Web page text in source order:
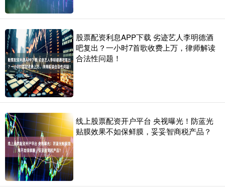
股票配资利息APP下载 劣迹艺人李明德酒
吧复出？一小时7首歌收费上万，律师解读
合法性问题！
线上股票配资开户平台 央视曝光！防蓝光
贴膜效果不如保鲜膜，妥妥智商税产品？